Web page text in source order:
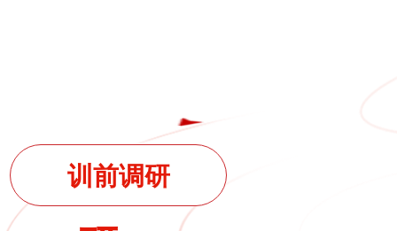
训前调研